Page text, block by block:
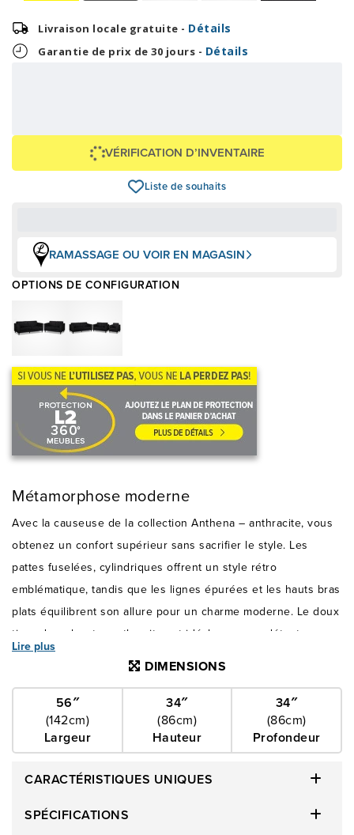
Livraison locale gratuite - Détails
Garantie de prix de 30 jours - Détails
VÉRIFICATION D’INVENTAIRE
Liste de souhaits
RAMASSAGE OU VOIR EN MAGASIN
OPTIONS DE CONFIGURATION
Métamorphose moderne
Avec la causeuse de la collection Anthena – anthracite, vous
obtenez un confort supérieur sans sacrifier le style. Les
pattes fuselées, cylindriques offrent un style rétro
emblématique, tandis que les lignes épurées et les hauts bras
plats équilibrent son allure pour un charme moderne. Le doux
tissu de polyester anthracite est idéal pour une détente
confortable et possède un dossier à boutons capitonnés et de
digne de votre salle de séjour.
Lire plus
DIMENSIONS
56″
(142cm)
Largeur
34″
(86cm)
Hauteur
34″
(86cm)
Profondeur
CARACTÉRISTIQUES UNIQUES
SPÉCIFICATIONS